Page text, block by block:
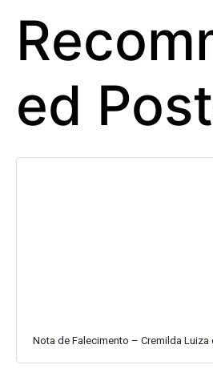
ed
Nota de Falecimento – Cremilda Luiza